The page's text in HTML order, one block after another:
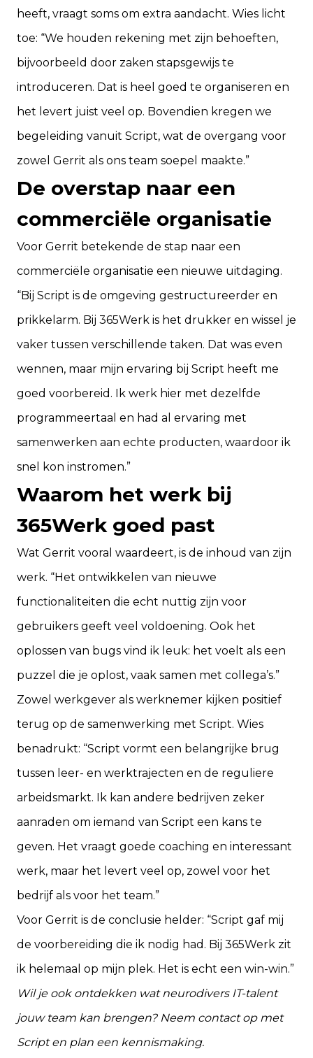
heeft, vraagt soms om extra aandacht. Wies licht
toe: “We houden rekening met zijn behoeften,
bijvoorbeeld door zaken stapsgewijs te
introduceren. Dat is heel goed te organiseren en
het levert juist veel op. Bovendien kregen we
begeleiding vanuit Script, wat de overgang voor
zowel Gerrit als ons team soepel maakte.”
De overstap naar een
commerciële organisatie
Voor Gerrit betekende de stap naar een
commerciële organisatie een nieuwe uitdaging.
“Bij Script is de omgeving gestructureerder en
prikkelarm. Bij 365Werk is het drukker en wissel je
vaker tussen verschillende taken. Dat was even
wennen, maar mijn ervaring bij Script heeft me
goed voorbereid. Ik werk hier met dezelfde
programmeertaal en had al ervaring met
samenwerken aan echte producten, waardoor ik
snel kon instromen.”
Waarom het werk bij
365Werk goed past
Wat Gerrit vooral waardeert, is de inhoud van zijn
werk. “Het ontwikkelen van nieuwe
functionaliteiten die echt nuttig zijn voor
gebruikers geeft veel voldoening. Ook het
oplossen van bugs vind ik leuk: het voelt als een
puzzel die je oplost, vaak samen met collega’s.”
Zowel werkgever als werknemer kijken positief
terug op de samenwerking met Script. Wies
benadrukt: “Script vormt een belangrijke brug
tussen leer- en werktrajecten en de reguliere
arbeidsmarkt. Ik kan andere bedrijven zeker
aanraden om iemand van Script een kans te
geven. Het vraagt goede coaching en interessant
werk, maar het levert veel op, zowel voor het
bedrijf als voor het team.”
Voor Gerrit is de conclusie helder: “Script gaf mij
de voorbereiding die ik nodig had. Bij 365Werk zit
ik helemaal op mijn plek. Het is echt een win-win.”
Wil je ook ontdekken wat neurodivers IT-talent
jouw team kan brengen? Neem contactop met
Script en plan een kennismaking.